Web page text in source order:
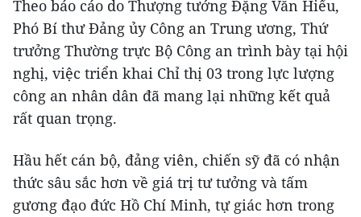
Theo báo cáo do Thượng tướng Đặng Văn Hiếu,
Phó Bí thư Đảng ủy Công an Trung ương, Thứ
trưởng Thường trực Bộ Công an trình bày tại hội
nghị, việc triển khai Chỉ thị 03 trong lực lượng
công an nhân dân đã mang lại những kết quả
rất quan trọng.
Hầu hết cán bộ, đảng viên, chiến sỹ đã có nhận
thức sâu sắc hơn về giá trị tư tưởng và tấm
gương đạo đức Hồ Chí Minh, tự giác hơn trong